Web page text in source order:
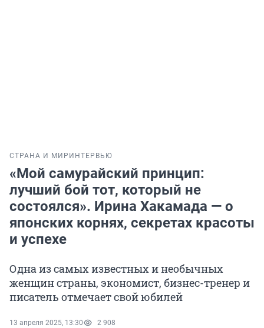
СТРАНА И МИР ИНТЕРВЬЮ
«Мой самурайский принцип:
лучший бой тот, который не
состоялся». Ирина Хакамада — о
японских корнях, секретах красоты
и успехе
Одна из самых известных и необычных
женщин страны, экономист, бизнес-тренер и
писатель отмечает свой юбилей
13 апреля 2025, 13:30 2 908